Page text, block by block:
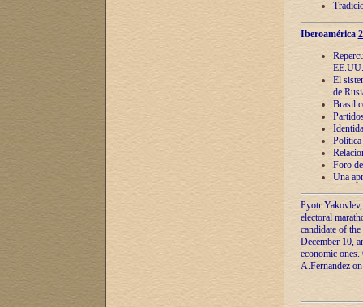
Iberoamérica
EE.UU.
El
de
Brasil
Política
Foro
Una
Pyotr
electoral
candidate of
December 10,
economic
A.Fernandez